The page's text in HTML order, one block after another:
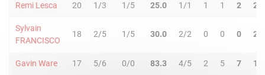
Remi Lesca 20 1/3 1/5 25.0 1/1 1 1 2 2
Sylvain
FRANCISCO
18 2/5 1/5 30.0 2/2 0 0 0 2
Gavin Ware 17 5/6 0/0 83.3 4/5 2 5 7 1